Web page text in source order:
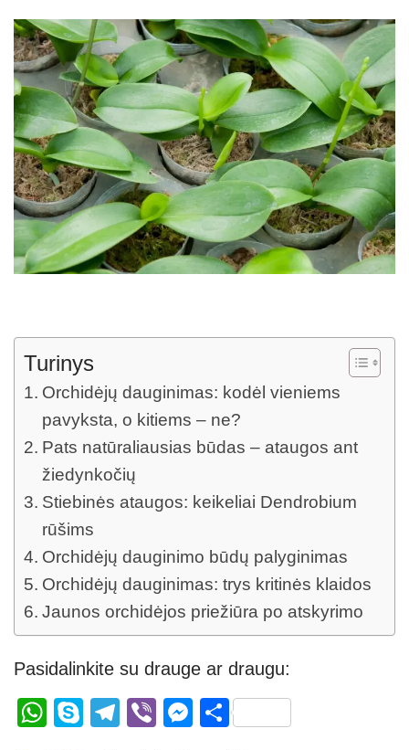
Turinys
Orchidėjų dauginimas: kodėl vieniems
pavyksta, o kitiems – ne?
Pats natūraliausias būdas – ataugos ant
žiedynkočių
Stiebinės ataugos: keikeliai Dendrobium
rūšims
Orchidėjų dauginimo būdų palyginimas
Orchidėjų dauginimas: trys kritinės klaidos
Jaunos orchidėjos priežiūra po atskyrimo
Pasidalinkite su drauge ar draugu:
W
S
T
Vi
M S